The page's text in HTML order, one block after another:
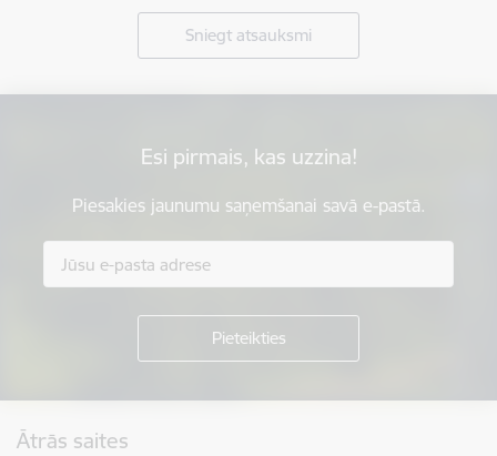
Sniegt atsauksmi
Esi pirmais, kas uzzina!
Piesakies jaunumu saņemšanai savā e-pastā.
Ātrās saites